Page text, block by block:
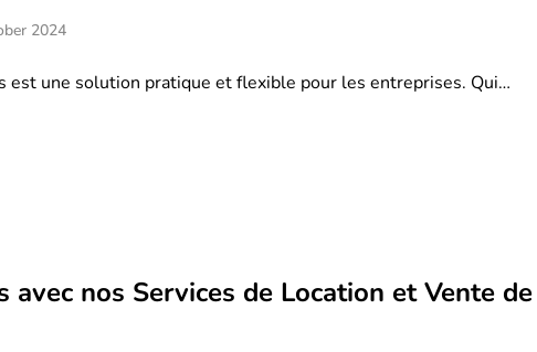
2024
est une solution pratique et flexible pour les entreprises. Qui…
avec nos Services de Location et Vente de